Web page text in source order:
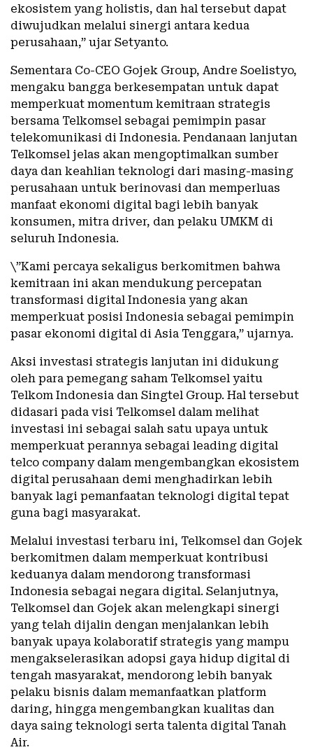
ekosistem yang holistis, dan hal tersebut dapat
diwujudkan melalui sinergi antara kedua
perusahaan,” ujar Setyanto.
Sementara Co-CEO Gojek Group, Andre Soelistyo,
mengaku bangga berkesempatan untuk dapat
memperkuat momentum kemitraan strategis
bersama Telkomsel sebagai pemimpin pasar
telekomunikasi di Indonesia. Pendanaan lanjutan
Telkomsel jelas akan mengoptimalkan sumber
daya dan keahlian teknologi dari masing-masing
perusahaan untuk berinovasi dan memperluas
manfaat ekonomi digital bagi lebih banyak
konsumen, mitra driver, dan pelaku UMKM di
seluruh Indonesia.
\”Kami percaya sekaligus berkomitmen bahwa
kemitraan ini akan mendukung percepatan
transformasi digital Indonesia yang akan
memperkuat posisi Indonesia sebagai pemimpin
pasar ekonomi digital di Asia Tenggara,” ujarnya.
Aksi investasi strategis lanjutan ini didukung
oleh para pemegang saham Telkomsel yaitu
Telkom Indonesia dan Singtel Group. Hal tersebut
didasari pada visi Telkomsel dalam melihat
investasi ini sebagai salah satu upaya untuk
memperkuat perannya sebagai leading digital
telco company dalam mengembangkan ekosistem
digital perusahaan demi menghadirkan lebih
banyak lagi pemanfaatan teknologi digital tepat
guna bagi masyarakat.
Melalui investasi terbaru ini, Telkomsel dan Gojek
berkomitmen dalam memperkuat kontribusi
keduanya dalam mendorong transformasi
Indonesia sebagai negara digital. Selanjutnya,
Telkomsel dan Gojek akan melengkapi sinergi
yang telah dijalin dengan menjalankan lebih
banyak upaya kolaboratif strategis yang mampu
mengakselerasikan adopsi gaya hidup digital di
tengah masyarakat, mendorong lebih banyak
pelaku bisnis dalam memanfaatkan platform
daring, hingga mengembangkan kualitas dan
daya saing teknologi serta talenta digital Tanah
Air.